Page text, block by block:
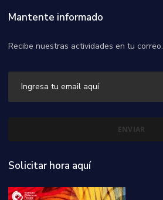
Mantente informado
Recibe nuestras actividades en tu correo.
Solicitar hora aquí